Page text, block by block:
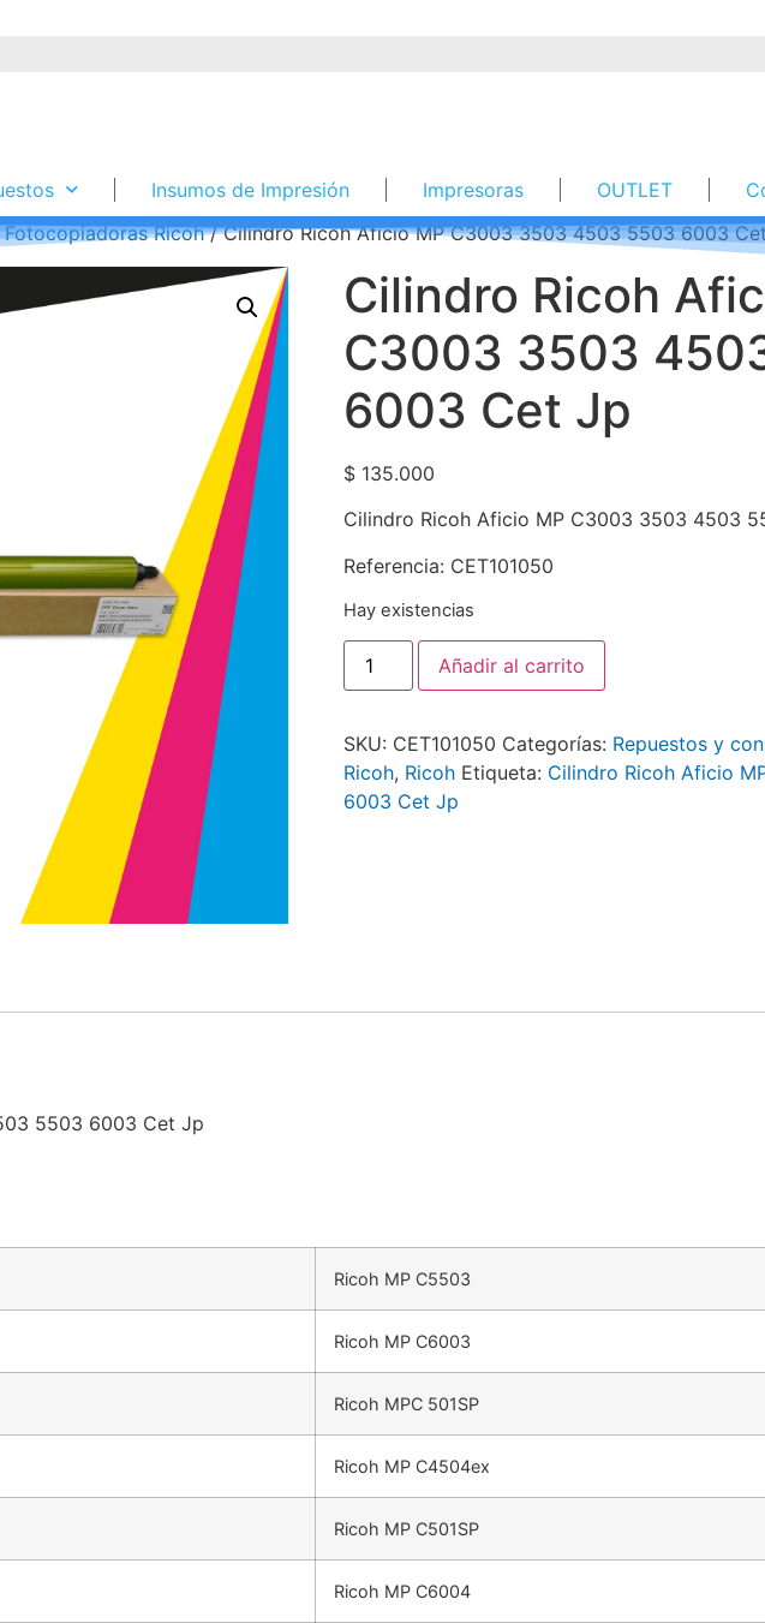
Insumos de Impresión Impresoras OUTLET
Ricoh/ Cilindro Ricoh Aficio MP C3003 3503 4503 5503 6003
Cilindro Ricoh
C3003 3503
6003 Cet Jp
$135.000
Cilindro Ricoh Aficio MP C3003 3503 4503
Referencia: CET101050
Hay existencias
Añadir al carrito
SKU: CET101050 Categorías: Repuestos y
Ricoh, Ricoh Etiqueta: Cilindro Ricoh Aficio
6003 Cet Jp
5503 6003 Cet Jp
Ricoh MP C5503
Ricoh MP C6003
Ricoh MPC 501SP
Ricoh MP C4504ex
Ricoh MP C501SP
Ricoh MP C6004